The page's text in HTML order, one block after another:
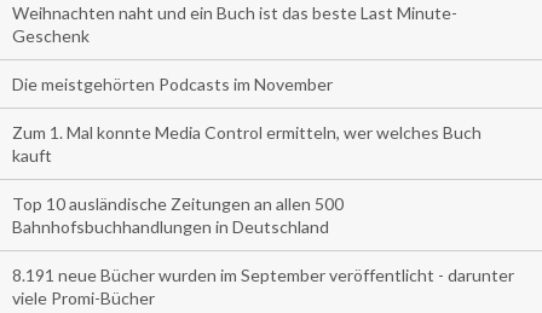
Weihnachten naht und ein Buch ist das beste Last Minute-
Geschenk
Die meistgehörten Podcasts im November
Zum 1. Mal konnte Media Control ermitteln, wer welches Buch
kauft
Top 10 ausländische Zeitungen an allen 500
Bahnhofsbuchhandlungen in Deutschland
8.191 neue Bücher wurden im September veröffentlicht - darunter
viele Promi-Bücher